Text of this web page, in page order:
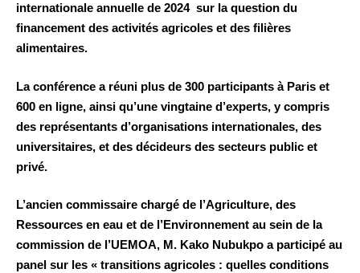
internationale annuelle de 2024 sur la question du
financement des activités agricoles et des filières
alimentaires.
La conférence a réuni plus de 300 participants à Paris et
600 en ligne, ainsi qu’une vingtaine d’experts, y compris
des représentants d’organisations internationales, des
universitaires, et des décideurs des secteurs public et
privé.
L’ancien commissaire chargé de l’Agriculture, des
Ressources en eau et de l’Environnement au sein de la
commission de l’UEMOA, M. Kako Nubukpo a participé au
panel sur les « transitions agricoles : quelles conditions